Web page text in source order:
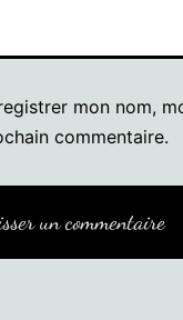
mon nom,
commentaire.